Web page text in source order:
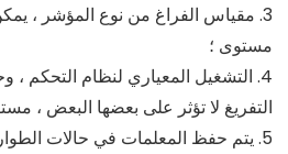
مستوى ؛
4. التشغيل المعياري لنظام التحكم
التفريغ لا تؤثر على بعضها البعض ،
5. يتم حفظ المعلمات في حالات